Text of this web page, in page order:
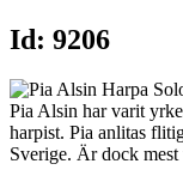
Id: 9206
Pia Alsin har varit
harpist. Pia anlitas
Sverige. Är dock